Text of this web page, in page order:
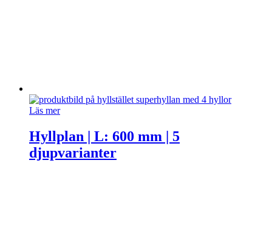
Läs mer
Hyllplan | L: 600 mm | 5
djupvarianter